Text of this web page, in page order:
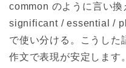
common のように言い
significant / essential /
で使い分ける。こうした
作文で表現が安定します。